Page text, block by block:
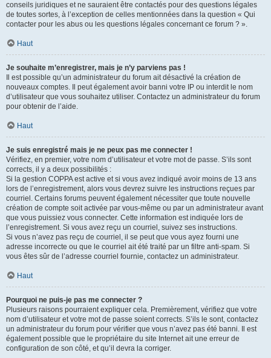
conseils juridiques et ne sauraient être contactés pour des questions légales
de toutes sortes, à l’exception de celles mentionnées dans la question « Qui
contacter pour les abus ou les questions légales concernant ce forum ? ».
Haut
Je souhaite m’enregistrer, mais je n’y parviens pas !
Il est possible qu’un administrateur du forum ait désactivé la création de
nouveaux comptes. Il peut également avoir banni votre IP ou interdit le nom
d’utilisateur que vous souhaitez utiliser. Contactez un administrateur du forum
pour obtenir de l’aide.
Haut
Je suis enregistré mais je ne peux pas me connecter !
Vérifiez, en premier, votre nom d’utilisateur et votre mot de passe. S’ils sont
corrects, il y a deux possibilités :
Si la gestion COPPA est active et si vous avez indiqué avoir moins de 13 ans
lors de l’enregistrement, alors vous devrez suivre les instructions reçues par
courriel. Certains forums peuvent également nécessiter que toute nouvelle
création de compte soit activée par vous-même ou par un administrateur avant
que vous puissiez vous connecter. Cette information est indiquée lors de
l’enregistrement. Si vous avez reçu un courriel, suivez ses instructions.
Si vous n’avez pas reçu de courriel, il se peut que vous ayez fourni une
adresse incorrecte ou que le courriel ait été traité par un filtre anti-spam. Si
vous êtes sûr de l’adresse courriel fournie, contactez un administrateur.
Haut
Pourquoi ne puis-je pas me connecter ?
Plusieurs raisons pourraient expliquer cela. Premièrement, vérifiez que votre
nom d’utilisateur et votre mot de passe soient corrects. S’ils le sont, contactez
un administrateur du forum pour vérifier que vous n’avez pas été banni. Il est
également possible que le propriétaire du site Internet ait une erreur de
configuration de son côté, et qu’il devra la corriger.